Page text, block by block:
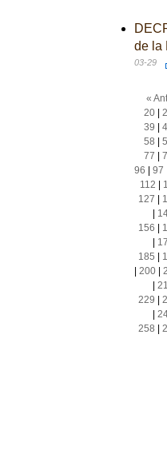
de la
03-29
«
20|
39
58
77
96
97
112
127
156
185
200|
229
258